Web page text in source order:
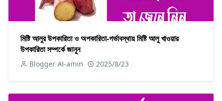
মিষ্টি আলুর উপকারিতা ও অপকারিতা-গর্ভাবস্থায় মিষ্টি আলু খাওয়ার
উপকারিতা সম্পর্কে জানুন
Blogger Al-amin 2025/8/23